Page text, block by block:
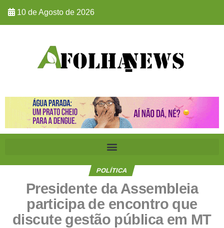
10 de Agosto de 2026
POLÍTICA
Presidente da Assembleia
participa de encontro que
discute gestão pública em MT